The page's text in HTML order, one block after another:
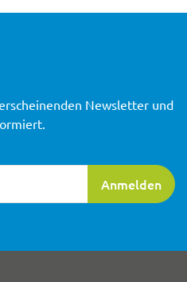
Anmelden
Newsletter und